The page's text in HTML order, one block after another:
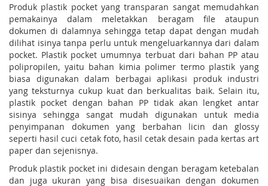
Produk plastik pocket yang transparan sangat memudahkan
pemakainya dalam meletakkan beragam file ataupun
dokumen di dalamnya sehingga tetap dapat dengan mudah
dilihat isinya tanpa perlu untuk mengeluarkannya dari dalam
pocket. Plastik pocket umumnya terbuat dari bahan PP atau
polipropilen, yaitu bahan kimia polimer termo plastik yang
biasa digunakan dalam berbagai aplikasi produk industri
yang teksturnya cukup kuat dan berkualitas baik. Selain itu,
plastik pocket dengan bahan PP tidak akan lengket antar
sisinya sehingga sangat mudah digunakan untuk media
penyimpanan dokumen yang berbahan licin dan glossy
seperti hasil cuci cetak foto, hasil cetak desain pada kertas art
paper dan sejenisnya.
Produk plastik pocket ini didesain dengan beragam ketebalan
dan juga ukuran yang bisa disesuaikan dengan dokumen